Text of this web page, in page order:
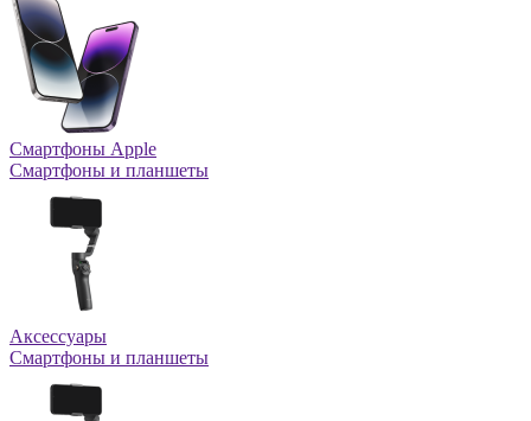
Смартфоны Apple
Смартфоны и планшеты
Аксессуары
Смартфоны и планшеты